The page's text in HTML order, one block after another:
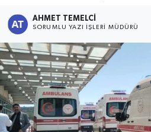
AHMET TEMELCI
SORUMLU YAZI İŞLERI MÜDÜRÜ